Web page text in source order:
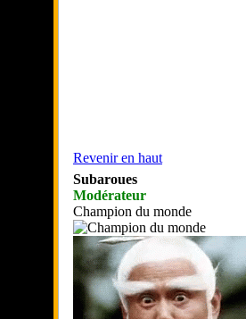
Revenir en haut
Subaroues
Modérateur
Champion du monde